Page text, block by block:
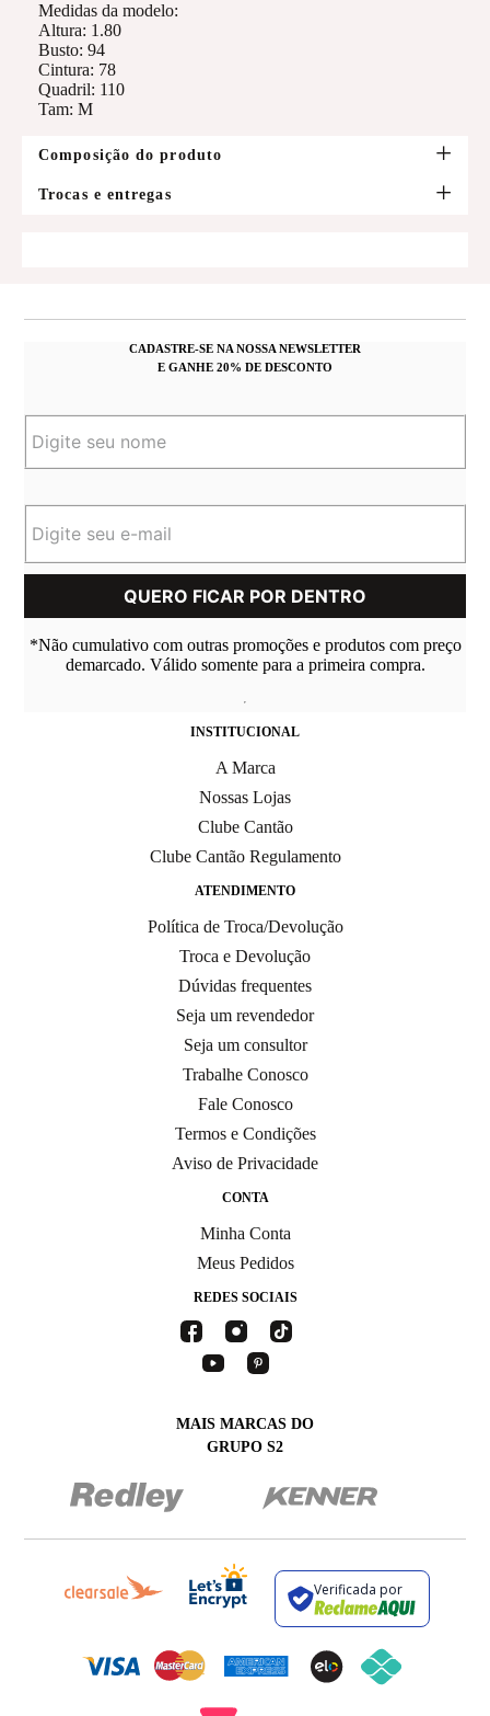
Medidas da modelo:
Altura: 1.80
Busto: 94
Cintura: 78
Quadril: 110
Tam: M
Composição do produto
Trocas e entregas
CADASTRE-SE NA NOSSA NEWSLETTER
E GANHE 20% DE DESCONTO
*Não cumulativo com outras promoções e produtos com preço
demarcado. Válido somente para a primeira compra.
INSTITUCIONAL
A Marca
Nossas Lojas
Clube Cantão
Clube Cantão Regulamento
ATENDIMENTO
Política de Troca/Devolução
Troca e Devolução
Dúvidas frequentes
Seja um revendedor
Seja um consultor
Trabalhe Conosco
Fale Conosco
Termos e Condições
Aviso de Privacidade
CONTA
Minha Conta
Meus Pedidos
REDES SOCIAIS
MAIS MARCAS DO
GRUPO S2
Verificada por